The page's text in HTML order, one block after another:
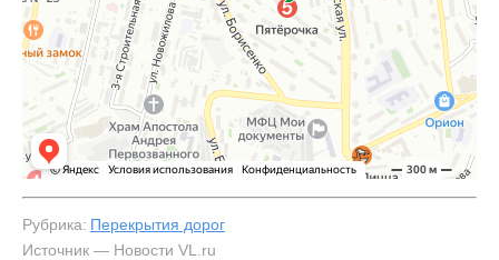
Рубрика: Перекрытия дорог
Источник — Новости VL.ru